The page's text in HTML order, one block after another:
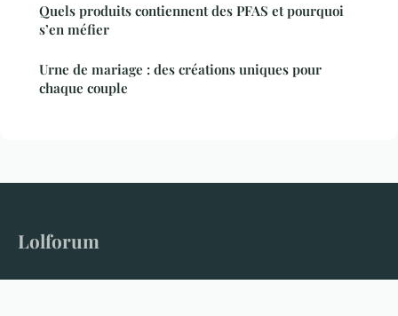
Quels produits contiennent des PFAS et pourquoi
s’en méfier
Urne de mariage : des créations uniques pour
chaque couple
Lolforum